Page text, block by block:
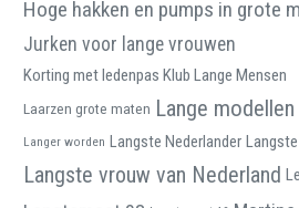
Hoge hakken en pumps in grote
Jurken voor lange vrouwen
Korting met ledenpas Klub Lange Mensen
Laarzen grote maten Lange
Langer worden Langste Nederlander
Langste vrouw van Nederland